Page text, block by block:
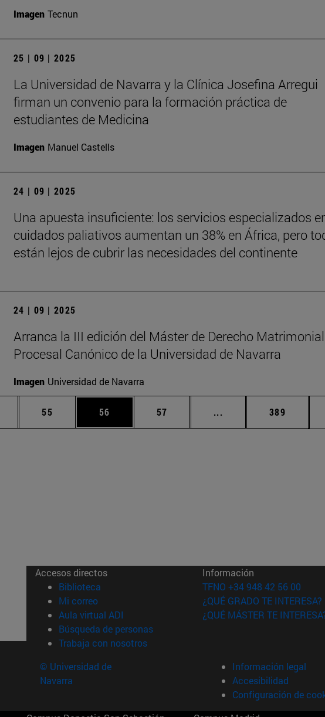
Imagen Tecnun
25 | 09 | 2025
La Universidad de Navarra y la Clínica Josefina Arregui
firman un convenio para la formación práctica de
estudiantes de Medicina
Imagen Manuel Castells
24 | 09 | 2025
Una apuesta insuficiente: los servicios especializados
cuidados paliativos aumentan un 38% en África, pero
están lejos de cubrir las necesidades del continente
24 | 09 | 2025
Arranca la III edición del Máster de Derecho
Procesal Canónico de la Universidad de Navarra
Imagen Universidad de Navarra
Páginas intermedias Use TAB para desplazarse.
Página
55 Página
56 Página
57 ... Páginas intermedias
Página
389
Accesos directos
Biblioteca (abre en nueva ventana)
Mi correo(abre en nueva ventana)
Aula virtual ADI (abre en nueva ventana)
Búsqueda de personas(abre en nueva ventana)
Trabaja con nosotros(abre en nueva ventana)
Información
TFNO +34 948 42 56 00
¿QUÉ GRADO TE INTERESA?
¿QUÉ MÁSTER TE
© Universidad de
Navarra
Información legal
Accesibilidad
Configuración de